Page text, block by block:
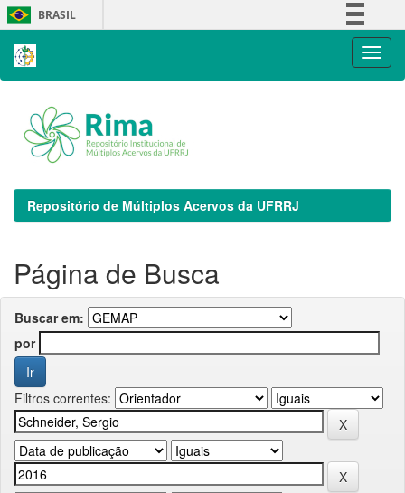
Skip
navigation
BRASIL
Repositório de Múltiplos Acervos da UFRRJ
Página de Busca
Buscar em:
por
Filtros correntes: